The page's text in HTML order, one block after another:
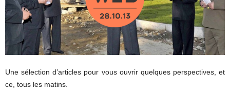
Une sélection d’articles pour vous ouvrir quelques perspectives, et
ce, tous les matins.